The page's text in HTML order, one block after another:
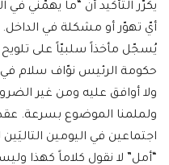
يكرّر التأكيد أنّ “ما يهمّني
أيّ تهوّر أو مشكلة في
يُسجّل مأخذاً سلبيّاً على تلويح
حكومة الرئيس نوّاف سلام
ولا أوافق عليه ومن غير
ولملمنا الموضوع بسرعة.
اجتماعين في اليومين
“أمل” لا نقول كلاماً كهذا